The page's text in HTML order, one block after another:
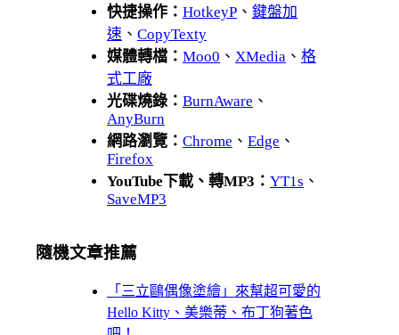
快捷操作： HotkeyP 、 鍵盤加
速 、 CopyTexty
媒體轉檔： Moo0 、 XMedia 、 格
式工廠
光碟燒錄： BurnAware 、
AnyBurn
網路瀏覽： Chrome 、 Edge 、
Firefox
YouTube下載、轉MP3： YT1s 、
SaveMP3
隨機文章推薦
「三立鷗偶像塗繪」來幫超可愛的
Hello Kitty、美樂蒂、布丁狗著色